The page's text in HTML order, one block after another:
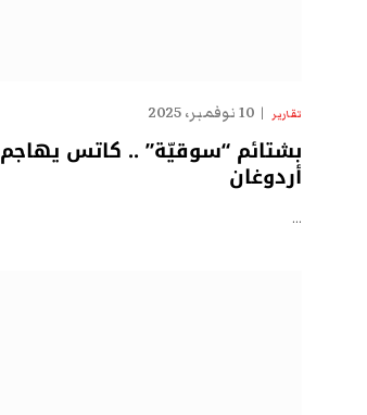
تقارير 10 نوفمبر، 2025
بشتائم “سوقيّة” .. كاتس يهاجم
أردوغان
…